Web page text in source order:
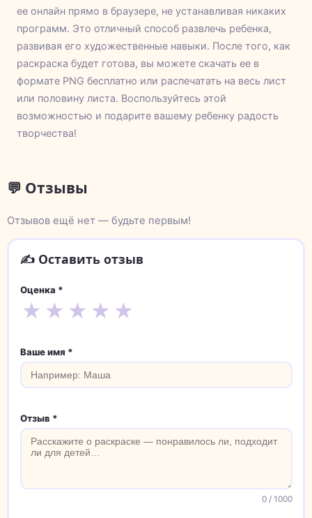
ее онлайн прямо в браузере, не устанавливая никаких
программ. Это отличный способ развлечь ребенка,
развивая его художественные навыки. После того, как
раскраска будет готова, вы можете скачать ее в
формате PNG бесплатно или распечатать на весь лист
или половину листа. Воспользуйтесь этой
возможностью и подарите вашему ребенку радость
творчества!
💬 Отзывы
Отзывов ещё нет — будьте первым!
✍️ Оставить отзыв
Оценка *
★ ★ ★ ★ ★
Ваше имя *
Отзыв *
0/ 1000